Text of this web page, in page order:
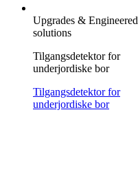
Upgrades & Engineered
solutions
Tilgangsdetektor for
underjordiske bor
Tilgangsdetektor for
underjordiske bor